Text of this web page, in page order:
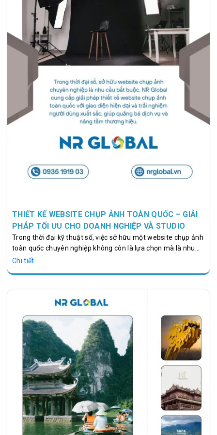
THIẾT KẾ WEBSITE CHỤP ẢNH TOÀN QUỐC – GIẢI
PHÁP TỐI ƯU CHO DOANH NGHIỆP VÀ STUDIO
Trong thời đại kỹ thuật số, việc sở hữu một website chụp ảnh
toàn quốc chuyên nghiệp không còn là lựa chọn mà là nhu
cầu bắt buộc đối với các studio, nhiếp ảnh gia, và doanh
năng và nâng tầm thương hiệu. NR Global là đơn vị tiên
phong cung cấp dịch vụ thiết kế website chụp ảnh toàn quốc
dùng xuất sắc.…
Chi tiết